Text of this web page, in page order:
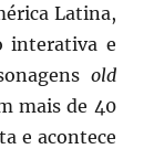
Latina,
interativa e
old
mais de 40
e acontece